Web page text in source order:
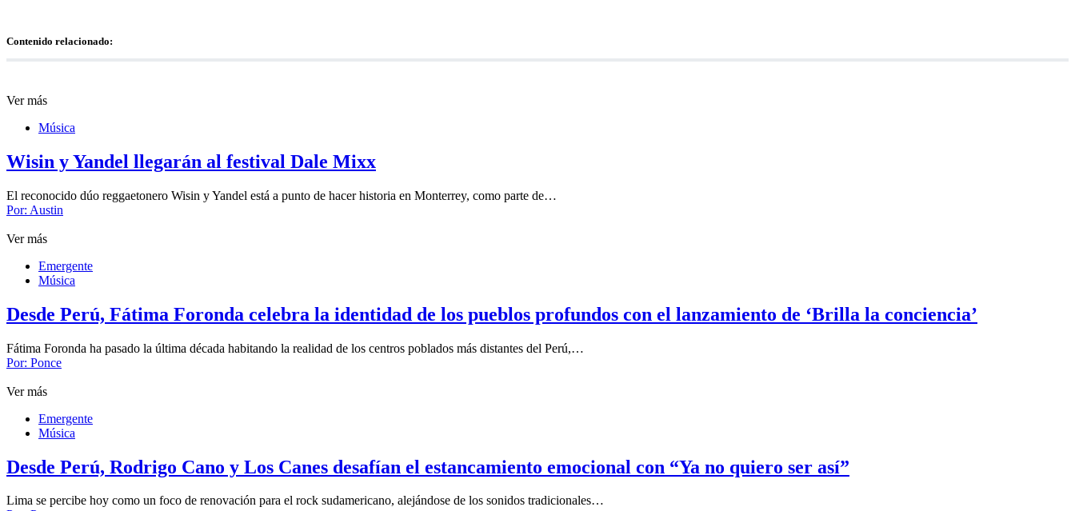
Contenido relacionado:
Ver más
Música
Wisin y Yandel llegarán al festival Dale Mixx
El reconocido dúo reggaetonero Wisin y Yandel está a punto de hacer historia en Monterrey, como parte de…
Por: Austin
Ver más
Emergente
Música
Desde Perú, Fátima Foronda celebra la identidad de los pueblos profundos con el lanzamiento de ‘Brilla la conciencia’
Fátima Foronda ha pasado la última década habitando la realidad de los centros poblados más distantes del Perú,…
Por: Ponce
Ver más
Emergente
Música
Desde Perú, Rodrigo Cano y Los Canes desafían el estancamiento emocional con “Ya no quiero ser así”
Lima se percibe hoy como un foco de renovación para el rock sudamericano, alejándose de los sonidos tradicionales…